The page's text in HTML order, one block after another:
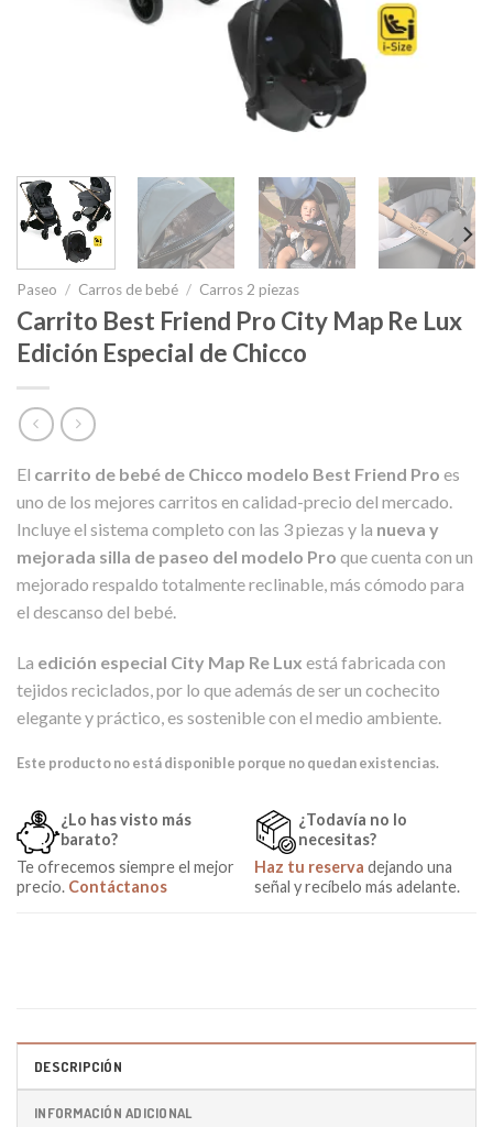
Paseo / Carros de bebé / Carros 2 piezas
Carrito Best Friend Pro City Map Re Lux
Edición Especial de Chicco
El carrito de bebé de Chicco modelo Best Friend Pro es
uno de los mejores carritos en calidad-precio del mercado.
Incluye el sistema completo con las 3 piezas y la nueva y
mejorada silla de paseo del modelo Pro que cuenta con un
mejorado respaldo totalmente reclinable, más cómodo para
el descanso del bebé.
La edición especial City Map Re Lux está fabricada con
tejidos reciclados, por lo que además de ser un cochecito
elegante y práctico, es sostenible con el medio ambiente.
Este producto no está disponible porque no quedan existencias.
¿Lo has visto más
barato?
Te ofrecemos siempre el mejor
precio. Contáctanos
¿Todavía no lo
necesitas?
Haz tu reserva dejando una
señal y recíbelo más adelante.
DESCRIPCIÓN
INFORMACIÓN ADICIONAL